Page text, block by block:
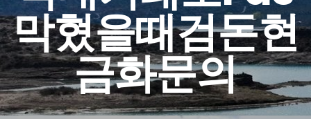
막혔을때검돈현
금화문의